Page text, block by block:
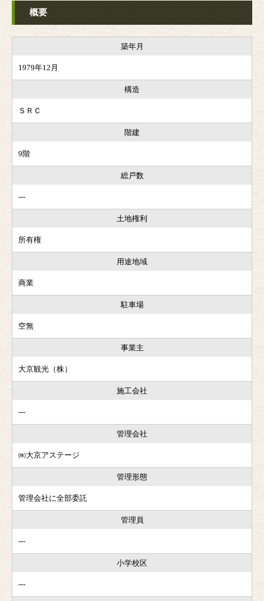
概要
築年月
1979年12月
構造
ＳＲＣ
階建
9階
総戸数
---
土地権利
所有権
用途地域
商業
駐車場
空無
事業主
大京観光（株）
施工会社
---
管理会社
㈱大京アステージ
管理形態
管理会社に全部委託
管理員
---
小学校区
---